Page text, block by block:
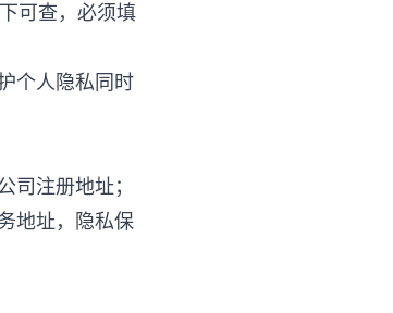
可查，必须填
个人隐私同时
司注册地址；
地址，隐私保